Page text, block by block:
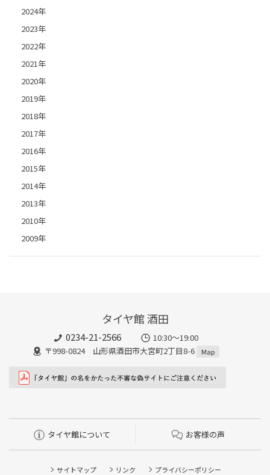
2024年
2023年
2022年
2021年
2020年
2019年
2018年
2017年
2016年
2015年
2014年
2013年
2010年
2009年
タイヤ館 酒田
0234-21-2566
10:30～19:00
〒998-0824 山形県酒田市大宮町2丁目8-6
Map
タイヤ館について お客様の声
サイトマップ リンク プライバシーポリシー